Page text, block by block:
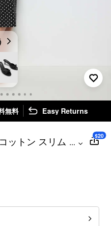
無料 Easy Returns
ットン スリム ホ
ドレス
...
$20